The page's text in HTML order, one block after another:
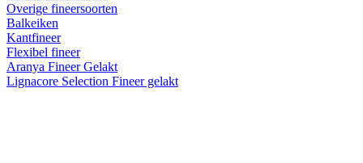
Overige fineersoorten
Balkeiken
Kantfineer
Flexibel fineer
Aranya Fineer Gelakt
Lignacore Selection Fineer gelakt